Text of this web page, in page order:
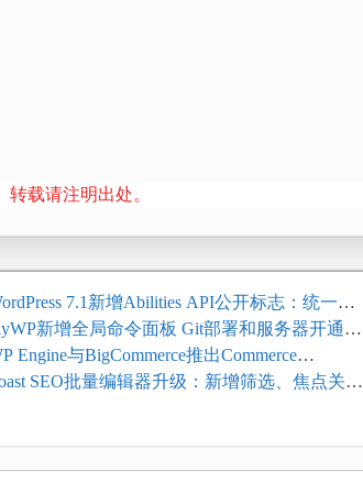
转载请注明出处。
7.1新增Abilities API公开标志：统一支
REST API、MCP与AI代理
新增全局命令面板 Git部署和服务器开通更
便Engine与BigCommerce推出Commerce
：WordPress商店可保留前台体验并扩展
SEO批量编辑器升级：新增筛选、焦点关键